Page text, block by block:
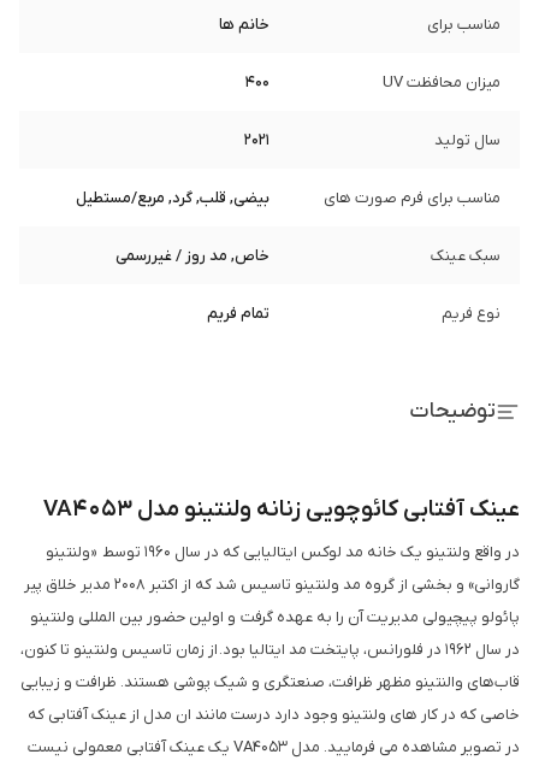
مناسب برای خانم ها
میزان محافظت UV 400
سال تولید 2021
مناسب برای فرم صورت های بیضی, قلب, گرد, مربع/مستطیل
سبک عینک خاص, مد روز / غیررسمی
نوع فریم تمام فریم
توضیحات
عینک آفتابی کائوچویی زنانه ولنتینو مدل VA4053
در واقع ولنتینو یک خانه مد لوکس ایتالیایی که در سال 1960 توسط «ولنتینو
گاروانی» و بخشی از گروه مد ولنتینو تاسیس شد که از اکتبر 2008 مدیر خلاق پیر
پائولو پیچیولی مدیریت آن را به عهده گرفت و اولین حضور بین المللی ولنتینو
در سال 1962 در فلورانس، پایتخت مد ایتالیا بود. از زمان تاسیس ولنتینو تا کنون،
قاب‌های والنتینو مظهر ظرافت، صنعتگری و شیک پوشی هستند. ظرافت و زیبایی
خاصی که در کار های ولنتینو وجود دارد درست مانند ان مدل از عینک آفتابی که
در تصویر مشاهده می فرمایید. مدل VA4053 یک عینک آفتابی معمولی نیست